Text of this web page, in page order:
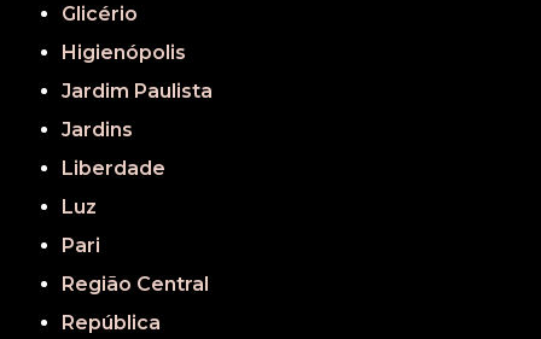
Glicério
Higienópolis
Jardim Paulista
Jardins
Liberdade
Luz
Pari
Região Central
República